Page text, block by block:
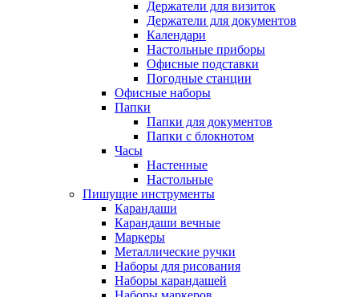
Держатели для визиток
Держатели для документов
Календари
Настольные приборы
Офисные подставки
Погодные станции
Офисные наборы
Папки
Папки для документов
Папки с блокнотом
Часы
Настенные
Настольные
Пишущие инструменты
Карандаши
Карандаши вечные
Маркеры
Металлические ручки
Наборы для рисования
Наборы карандашей